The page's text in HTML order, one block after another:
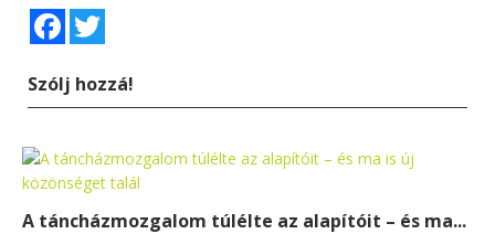
Facebook
Szólj hozzá!
A táncházmozgalom túlélte az alapítóit – és ma...